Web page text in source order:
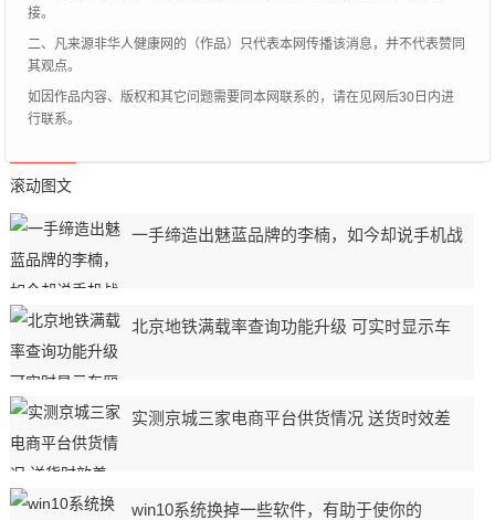
接。
二、凡来源非华人健康网的（作品）只代表本网传播该消息，并不代表赞同
其观点。
如因作品内容、版权和其它问题需要同本网联系的，请在见网后30日内进
行联系。
滚动图文
一手缔造出魅蓝品牌的李楠，如今却说手机战
北京地铁满载率查询功能升级 可实时显示车
实测京城三家电商平台供货情况 送货时效差
win10系统换掉一些软件，有助于使你的